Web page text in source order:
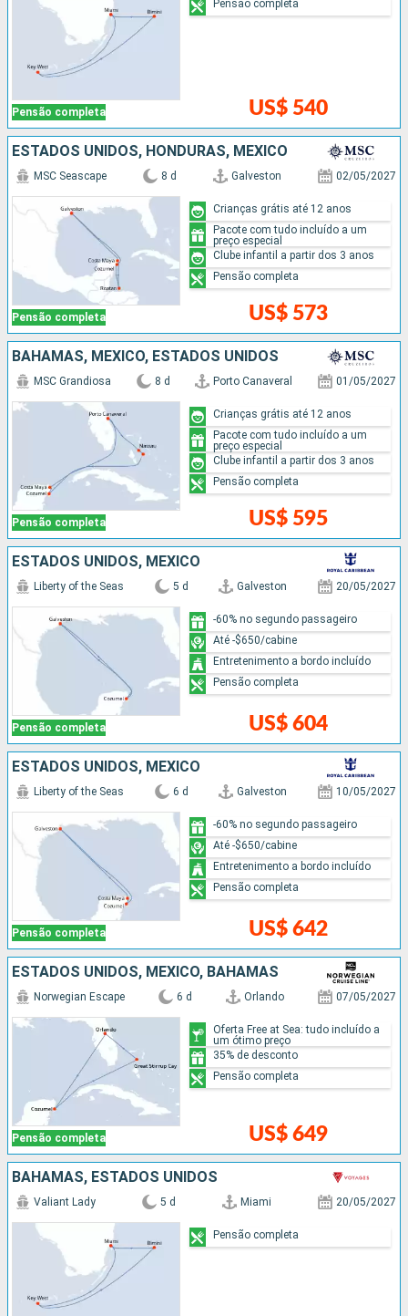
Pensão completa US$ 540
Pensão completa
ESTADOS UNIDOS, HONDURAS, MÉXICO
Pensão completa
MSC Seascape 8 d Galveston 02/05/2027
US$ 573
Crianças grátis até 12 anos
Pacote com tudo incluído a um
preço especial
Clube infantil a partir dos 3 anos
Pensão completa
BAHAMAS, MÉXICO, ESTADOS UNIDOS
Pensão completa
MSC Grandiosa 8 d Porto Canaveral 01/05/2027
US$ 595
Crianças grátis até 12 anos
Pacote com tudo incluído a um
preço especial
Clube infantil a partir dos 3 anos
Pensão completa
ESTADOS UNIDOS, MÉXICO
Pensão completa
Liberty of the Seas 5 d Galveston 20/05/2027
US$ 604
-60% no segundo passageiro
Até -$650/cabine
Entretenimento a bordo incluído
Pensão completa
ESTADOS UNIDOS, MÉXICO
Pensão completa
Liberty of the Seas 6 d Galveston 10/05/2027
US$ 642
-60% no segundo passageiro
Até -$650/cabine
Entretenimento a bordo incluído
Pensão completa
ESTADOS UNIDOS, MÉXICO, BAHAMAS
Pensão completa
Norwegian Escape 6 d Orlando 07/05/2027
US$ 649
Oferta Free at Sea: tudo incluído a
um ótimo preço
35% de desconto
Pensão completa
BAHAMAS, ESTADOS UNIDOS
Valiant Lady 5 d Miami 20/05/2027
Pensão completa